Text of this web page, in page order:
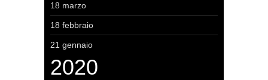
18 marzo
18 febbraio
21 gennaio
2020